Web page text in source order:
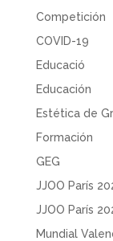
Competición
COVID-19
Educació
Educación
Estética de
Formación
GEG
JJOO París
JJOO París
Mundial